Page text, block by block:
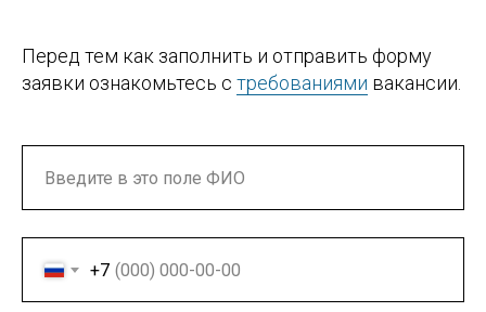
Перед тем как заполнить и отправить форму
заявки ознакомьтесь с требованиями вакансии.
+7